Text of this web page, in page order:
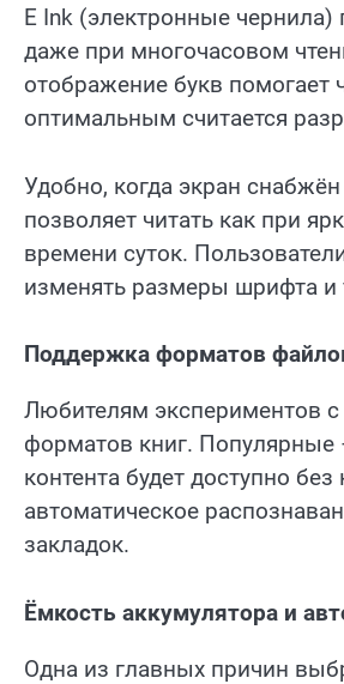
E Ink (электронные
даже при многочасовом
отображение букв помогает
оптимальным считается
Удобно, когда экран
позволяет читать как при
времени суток.
изменять размеры шрифта
Поддержка форматов
Любителям экспериментов
форматов книг. Популярные
контента будет доступно
автоматическое
закладок.
Ёмкость аккумулятора и
Одна из главных причин